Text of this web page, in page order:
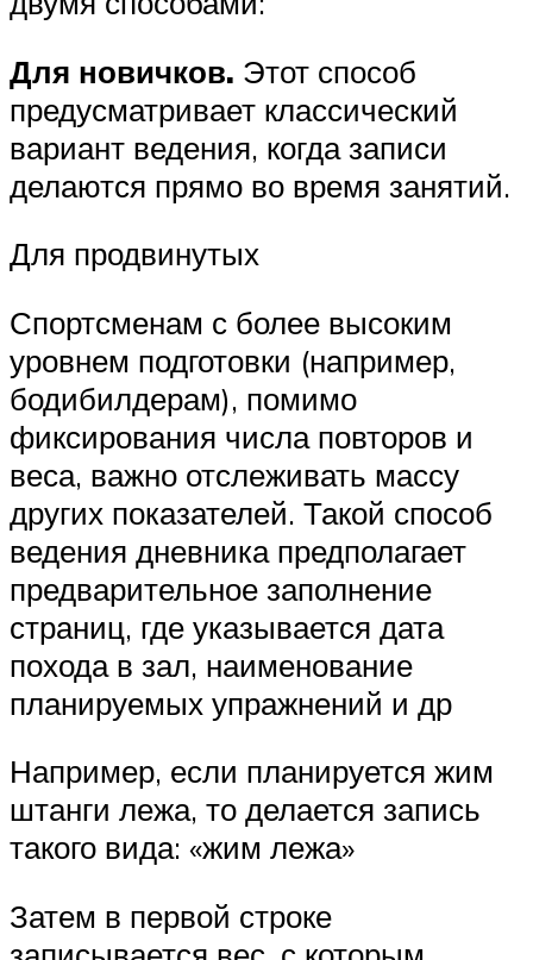
Для новичков. Этот способ
предусматривает классический
вариант ведения, когда записи
делаются прямо во время занятий.
Для продвинутых
Спортсменам с более высоким
уровнем подготовки (например,
бодибилдерам), помимо
фиксирования числа повторов и
веса, важно отслеживать массу
других показателей. Такой способ
ведения дневника предполагает
предварительное заполнение
страниц, где указывается дата
похода в зал, наименование
планируемых упражнений и др
Например, если планируется жим
штанги лежа, то делается запись
такого вида: «жим лежа»
Затем в первой строке